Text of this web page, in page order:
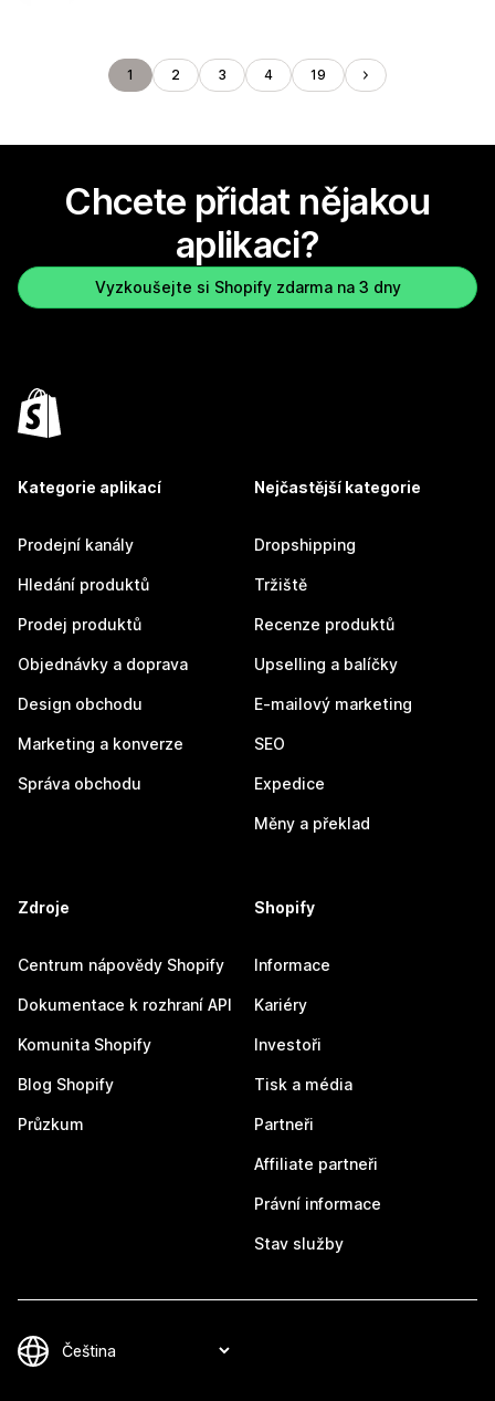
1 2 3 4 19
Chcete přidat nějakou
aplikaci?
Vyzkoušejte si Shopify zdarma na 3 dny
Kategorie aplikací
Prodejní kanály
Hledání produktů
Prodej produktů
Objednávky a doprava
Design obchodu
Marketing a konverze
Správa obchodu
Nejčastější kategorie
Dropshipping
Tržiště
Recenze produktů
Upselling a balíčky
E-mailový marketing
SEO
Expedice
Měny a překlad
Zdroje
Centrum nápovědy Shopify
Dokumentace k rozhraní API
Komunita Shopify
Blog Shopify
Průzkum
Shopify
Informace
Kariéry
Investoři
Tisk a média
Partneři
Affiliate partneři
Právní informace
Stav služby